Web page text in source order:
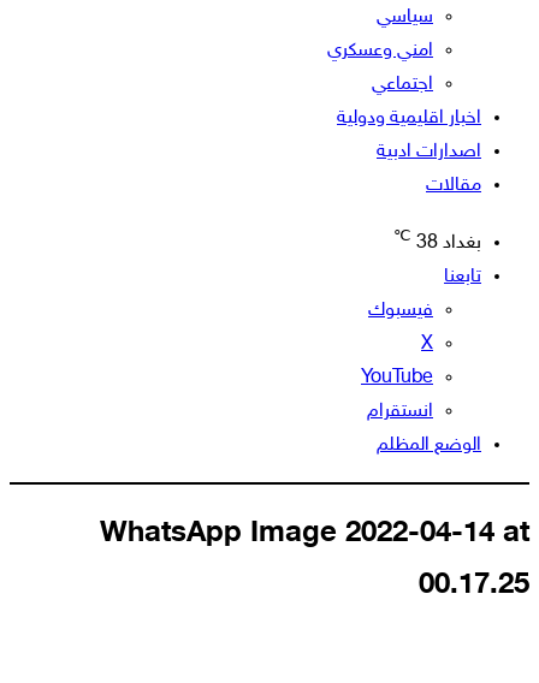
سياسي
امني وعسكري
اجتماعي
اخبار اقليمية ودولية
اصدارات ادبية
مقالات
بغداد 38
℃
تابعنا
فيسبوك
‫X
‫YouTube
انستقرام
الوضع المظلم
WhatsApp Image 2022-04-14 at
00.17.25